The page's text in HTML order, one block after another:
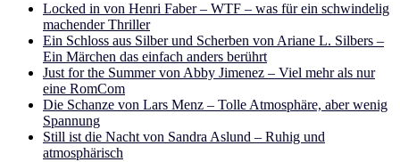
Locked in von Henri Faber – WTF – was für ein schwindelig
machender Thriller
Ein Schloss aus Silber und Scherben von Ariane L. Silbers –
Ein Märchen das einfach anders berührt
Just for the Summer von Abby Jimenez – Viel mehr als nur
eine RomCom
Die Schanze von Lars Menz – Tolle Atmosphäre, aber wenig
Spannung
Still ist die Nacht von Sandra Aslund – Ruhig und
atmosphärisch